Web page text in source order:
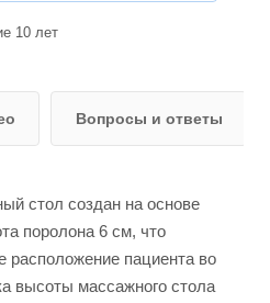
10 лет
Вопросы и ответы
стол создан на основе
поролона 6 см, что
расположение пациента во
высоты массажного стола